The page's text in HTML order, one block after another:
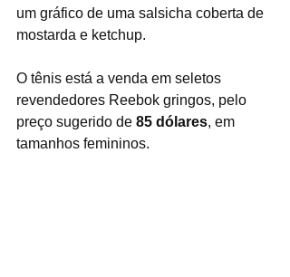
um gráfico de uma salsicha coberta de
mostarda e ketchup.
O tênis está a venda em seletos
revendedores Reebok gringos, pelo
preço sugerido de 85 dólares, em
tamanhos femininos.